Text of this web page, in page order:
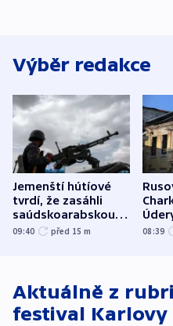
Výběr redakce
Jemenští hútíové
tvrdí, že zasáhli
saúdskoarabskou
rafinerii
09:40 před 15 m 08:39
Aktuálně z
festival Karlovy